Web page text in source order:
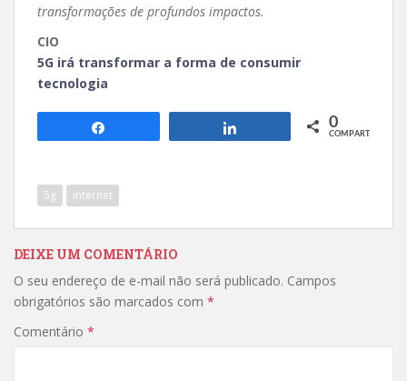
transformações de profundos impactos.
CIO
5G irá transformar a forma de consumir
tecnologia
Compartilhar 0
COMPART.
5g internet
DEIXE UM COMENTÁRIO
O seu endereço de e-mail não será publicado. Campos
obrigatórios são marcados com *
Comentário *